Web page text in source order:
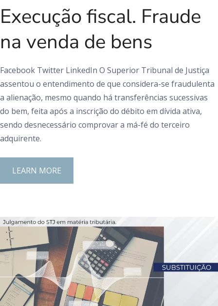
Execução fiscal. Fraude
na venda de bens
Facebook Twitter LinkedIn O Superior Tribunal de Justiça
assentou o entendimento de que considera-se fraudulenta
a alienação, mesmo quando há transferências sucessivas
do bem, feita após a inscrição do débito em dívida ativa,
sendo desnecessário comprovar a má-fé do terceiro
adquirente.
LEARN MORE